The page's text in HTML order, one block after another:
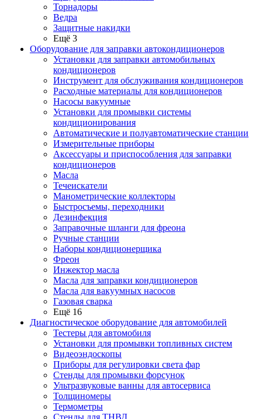
Торнадоры
Ведра
Защитные накидки
Ещё 3
Оборудование для заправки автокондиционеров
Установки для заправки автомобильных
кондиционеров
Инструмент для обслуживания кондиционеров
Расходные материалы для кондиционеров
Насосы вакуумные
Установки для промывки системы
кондиционирования
Автоматические и полуавтоматические станции
Измерительные приборы
Аксессуары и приспособления для заправки
кондиционеров
Масла
Течеискатели
Манометрические коллекторы
Быстросъемы, переходники
Дезинфекция
Заправочные шланги для фреона
Ручные станции
Наборы кондиционерщика
Фреон
Инжектор масла
Масла для заправки кондиционеров
Масла для вакуумных насосов
Газовая сварка
Ещё 16
Диагностическое оборудование для автомобилей
Тестеры для автомобиля
Установки для промывки топливных систем
Видеоэндоскопы
Приборы для регулировки света фар
Стенды для промывки форсунок
Ультразвуковые ванны для автосервиса
Толщиномеры
Термометры
Стенды для ТНВД